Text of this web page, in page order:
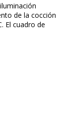
de la cocción
El cuadro de